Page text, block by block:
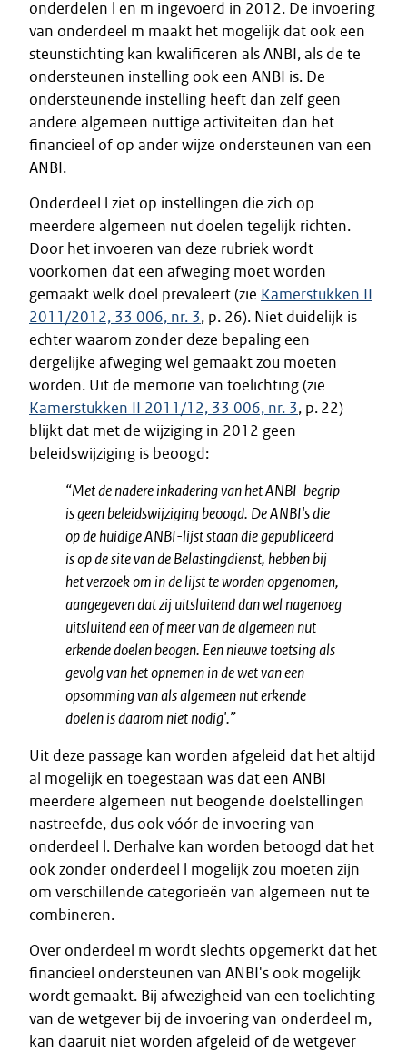
onderdelen l en m ingevoerd in 2012. De invoering
van onderdeel m maakt het mogelijk dat ook een
steunstichting kan kwalificeren als ANBI, als de te
ondersteunen instelling ook een ANBI is. De
ondersteunende instelling heeft dan zelf geen
andere algemeen nuttige activiteiten dan het
financieel of op ander wijze ondersteunen van een
ANBI.
Onderdeel l ziet op instellingen die zich op
meerdere algemeen nut doelen tegelijk richten.
Door het invoeren van deze rubriek wordt
voorkomen dat een afweging moet worden
gemaakt welk doel prevaleert (zie Kamerstukken II
2011/2012, 33 006, nr. 3, p. 26). Niet duidelijk is
echter waarom zonder deze bepaling een
dergelijke afweging wel gemaakt zou moeten
worden. Uit de memorie van toelichting (zie
Kamerstukken II 2011/12, 33 006, nr. 3, p. 22)
blijkt dat met de wijziging in 2012 geen
beleidswijziging is beoogd:
“Met de nadere inkadering van het ANBI-begrip
is geen beleidswijziging beoogd. De ANBI's die
op de huidige ANBI-lijst staan die gepubliceerd
is op de site van de Belastingdienst, hebben bij
het verzoek om in de lijst te worden opgenomen,
aangegeven dat zij uitsluitend dan wel nagenoeg
uitsluitend een of meer van de algemeen nut
erkende doelen beogen. Een nieuwe toetsing als
gevolg van het opnemen in de wet van een
opsomming van als algemeen nut erkende
doelen is daarom niet nodig'.”
Uit deze passage kan worden afgeleid dat het altijd
al mogelijk en toegestaan was dat een ANBI
meerdere algemeen nut beogende doelstellingen
nastreefde, dus ook vóór de invoering van
onderdeel l. Derhalve kan worden betoogd dat het
ook zonder onderdeel l mogelijk zou moeten zijn
om verschillende categorieën van algemeen nut te
combineren.
Over onderdeel m wordt slechts opgemerkt dat het
financieel ondersteunen van ANBI's ook mogelijk
wordt gemaakt. Bij afwezigheid van een toelichting
van de wetgever bij de invoering van onderdeel m,
kan daaruit niet worden afgeleid of de wetgever